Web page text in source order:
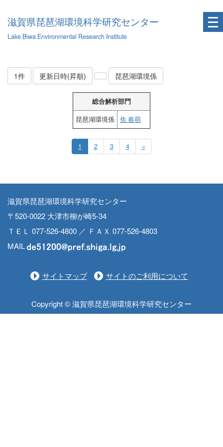
滋賀県琵琶湖環境科学研究センター
Lake Biwa Environmental Research Institute
1件 更新日時(昇順) 琵琶湖環境係
総合解析部門
琵琶湖環境係
焦 春萌
1 2 3 4 »
滋賀県琵琶湖環境科学研究センター
〒520-0022 大津市柳が崎5-34
ＴＥＬ 077-526-4800 ／ ＦＡＸ 077-526-4803
MAIL
サイトマップ サイトのご利用について
Copyright © 滋賀県琵琶湖環境科学研究センター